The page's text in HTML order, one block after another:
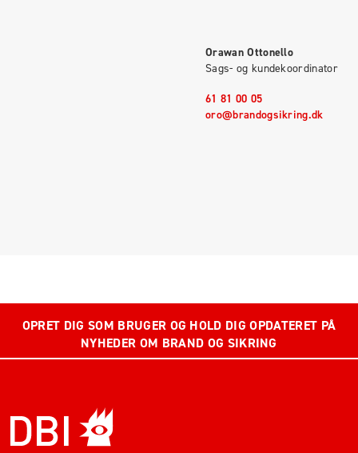
Orawan Ottonello
Sags- og kundekoordinator
61 81 00 05
oro@brandogsikring.dk
OPRET DIG SOM BRUGER OG HOLD DIG OPDATERET PÅ
NYHEDER OM BRAND OG SIKRING